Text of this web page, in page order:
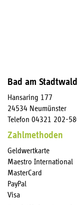
Bad am Stadtwald
Hansaring 177
24534 Neumünster
Telefon 04321 202-
Zahlmethoden
Geldwertkarte
Maestro International
MasterCard
PayPal
Visa